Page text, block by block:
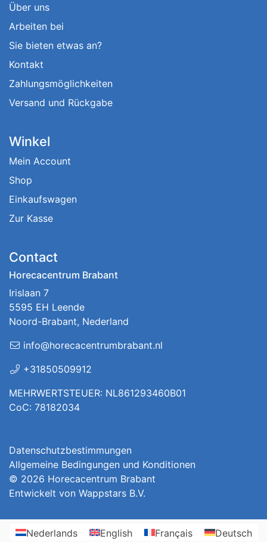
Über uns
Arbeiten bei
Sie bieten etwas an?
Kontakt
Zahlungsmöglichkeiten
Versand und Rückgabe
Winkel
Mein Account
Shop
Einkaufswagen
Zur Kasse
Contact
Horecacentrum Brabant
Irislaan 7
5595 EH Leende
Noord-Brabant, Nederland
info@horecacentrumbrabant.nl
+31850509912
MEHRWERTSTEUER: NL861293460B01
CoC: 78182034
Datenschutzbestimmungen
Allgemeine Bedingungen und Konditionen
© 2026 Horecacentrum Brabant
Entwickelt von Wappstars B.V.
Nederlands English Français Deutsch